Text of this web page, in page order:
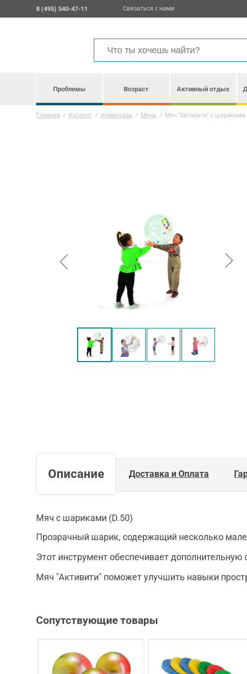
8 (495) 540-47-11 Связаться с нами
Проблемы Возраст Активный отдых
Главная / Каталог / Инвентарь / Мячи / Мяч "Активити" с
Описание Доставка и Оплата
Мяч с шариками (D.50)
Прозрачный шарик, содержащий несколько
Этот инструмент обеспечивает
Мяч "Активити" поможет улучшить навыки
Сопутствующие товары